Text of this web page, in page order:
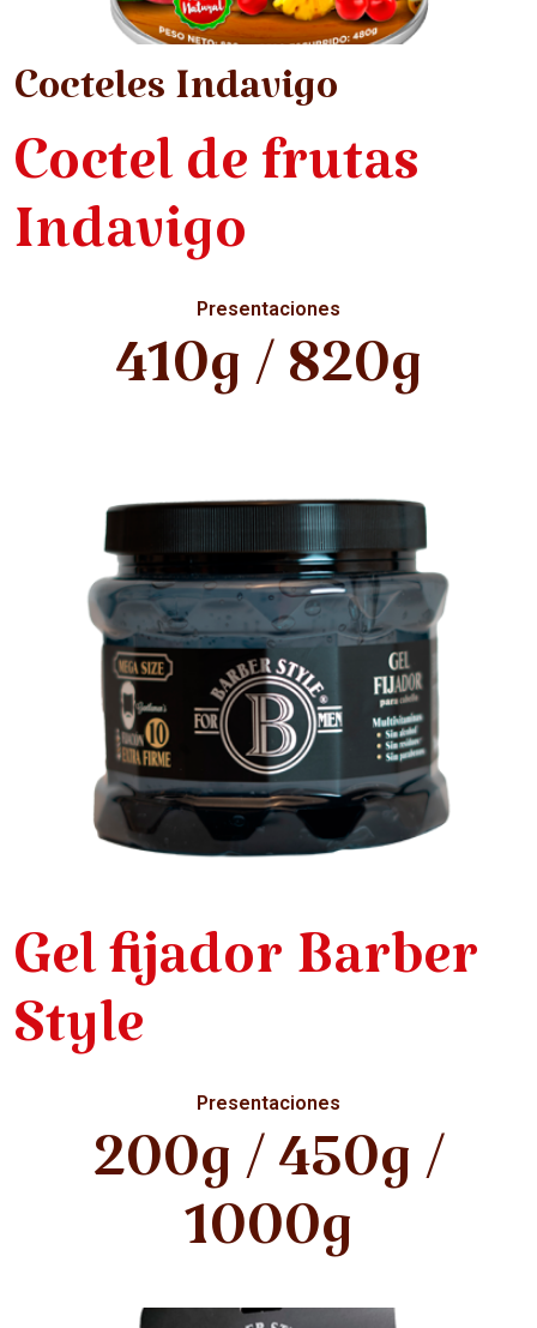
Cocteles Indavigo
Coctel de frutas
Indavigo
Presentaciones
410g / 820g
Gel fijador Barber
Style
Presentaciones
200g / 450g /
1000g